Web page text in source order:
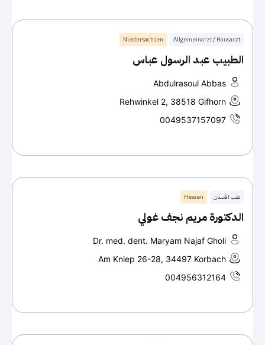
Allgemeinarzt / Hausarzt
Niedersachsen
الطبيب عبد الرسول عباس
Abdulrasoul Abbas
Rehwinkel 2, 38518 Gifhorn
0049537157097
طب الأسنان Hessen
الدكتورة مريم نجف غولي
Dr. med. dent. Maryam Najaf Gholi
Am Kniep 26-28, 34497 Korbach
004956312164